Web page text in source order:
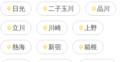
日光 二子玉川 品川
立川 川崎 上野
熱海 新宿 箱根